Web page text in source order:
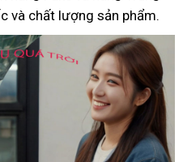
và chất lượng sản phẩm.